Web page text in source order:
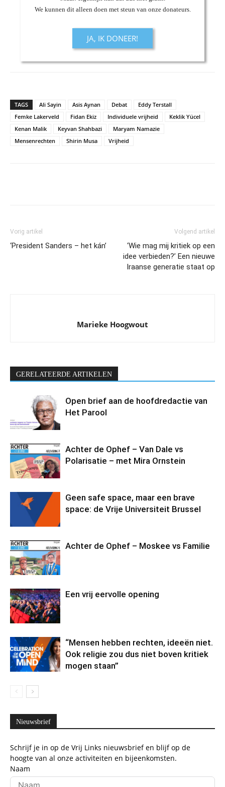
We kunnen dit alleen doen met steun van onze donateurs.
JA, IK DONEER!
TAGS Ali Sayin Asis Aynan Debat
Eddy Terstall
Femke Lakerveld
Fidan Ekiz Individuele vrijheid
Keklik Yücel
Kenan Malik
Keyvan Shahbazi
Maryam Namazie
Mensenrechten
Shirin Musa Vrijheid
Vorig artikel
‘President Sanders – het kán’
Volgend artikel
‘Wie mag mij kritiek op een
idee verbieden?’ Een nieuwe
Iraanse generatie staat op
Marieke Hoogwout
GERELATEERDE ARTIKELEN
Open brief aan de hoofdredactie van
Het Parool
Achter de Ophef – Van Dale vs
Polarisatie – met Mira Ornstein
Geen safe space, maar een brave
space: de Vrije Universiteit Brussel
Achter de Ophef – Moskee vs Familie
Een vrij eervolle opening
“Mensen hebben rechten, ideeën niet.
Ook religie zou dus niet boven kritiek
mogen staan”
Nieuwsbrief
Schrijf je in op de Vrij Links nieuwsbrief en blijf op de
hoogte van al onze activiteiten en bijeenkomsten.
Naam